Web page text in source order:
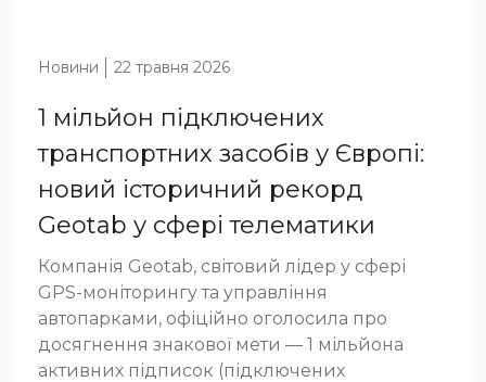
Новини 22 травня 2026
1 мільйон підключених
транспортних засобів у Європі:
новий історичний рекорд
Geotab у сфері телематики
Компанія Geotab, світовий лідер у сфері
GPS-моніторингу та управління
автопарками, офіційно оголосила про
досягнення знакової мети — 1 мільйона
активних підписок (підключених